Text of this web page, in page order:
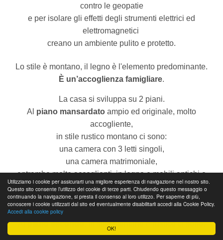
OK!
Utilizziamo i cookie per assicurarti una migliore esperienza di navigazione nel nostro sito.
Questo sito consente l’utilizzo dei cookie di terze parti. Chiudendo questo messaggio o
continuando la navigazione, si presta il consenso al loro utilizzo. Per saperne di più,
conoscere i cookie utilizzati dal sito ed eventualmente disabilitarli accedi alla Cookie Policy.
Accedi alla cookie policy
contro le geopatie
e per isolare gli effetti degli strumenti elettrici ed
elettromagnetici
creano un ambiente pulito e protetto.
Lo stile è montano, il legno è l'elemento predominante.
È un’accoglienza famigliare.
La casa si sviluppa su 2 piani.
Al piano mansardato ampio ed originale, molto
accogliente,
in stile rustico montano ci sono:
una camera con 3 letti singoli,
una camera matrimoniale,
entrambe molto accoglienti, in legno e mobili antichi e
rustici.
Il Bagno è grande, comodo, con doccia e vasca grande.
Alpiano secondo, in stile montano e rustico ci sono:
una camera doppia ampia, con balcone, grandi travi e molto